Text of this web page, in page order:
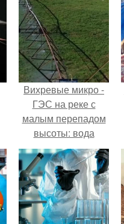
Вихревые микро -
ГЭС на реке с
малым перепадом
высоты: вода
закручивается в
бетонной камере и
вращает
вертикальную
турбину.